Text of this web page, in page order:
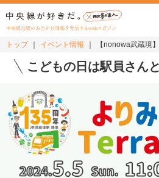
中央線沿線のお出かけ情報を発信するwebマガジン
グルメ・カフェ
スイーツ・テイクアウト
おでかけ
ショッピング
トップ イベント情報 【nonowa武蔵境
こどもの日は駅員さん